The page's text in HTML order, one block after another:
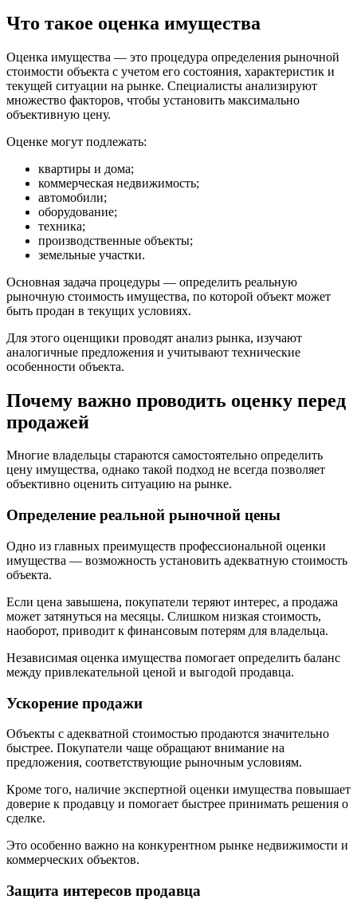
Что такое оценка имущества
Оценка имущества — это процедура определения рыночной
стоимости объекта с учетом его состояния, характеристик и
текущей ситуации на рынке. Специалисты анализируют
множество факторов, чтобы установить максимально
объективную цену.
Оценке могут подлежать:
квартиры и дома;
коммерческая недвижимость;
автомобили;
оборудование;
техника;
производственные объекты;
земельные участки.
Основная задача процедуры — определить реальную
рыночную стоимость имущества, по которой объект может
быть продан в текущих условиях.
Для этого оценщики проводят анализ рынка, изучают
аналогичные предложения и учитывают технические
особенности объекта.
Почему важно проводить оценку перед
продажей
Многие владельцы стараются самостоятельно определить
цену имущества, однако такой подход не всегда позволяет
объективно оценить ситуацию на рынке.
Определение реальной рыночной цены
Одно из главных преимуществ профессиональной оценки
имущества — возможность установить адекватную стоимость
объекта.
Если цена завышена, покупатели теряют интерес, а продажа
может затянуться на месяцы. Слишком низкая стоимость,
наоборот, приводит к финансовым потерям для владельца.
Независимая оценка имущества помогает определить баланс
между привлекательной ценой и выгодой продавца.
Ускорение продажи
Объекты с адекватной стоимостью продаются значительно
быстрее. Покупатели чаще обращают внимание на
предложения, соответствующие рыночным условиям.
Кроме того, наличие экспертной оценки имущества повышает
доверие к продавцу и помогает быстрее принимать решения о
сделке.
Это особенно важно на конкурентном рынке недвижимости и
коммерческих объектов.
Защита интересов продавца